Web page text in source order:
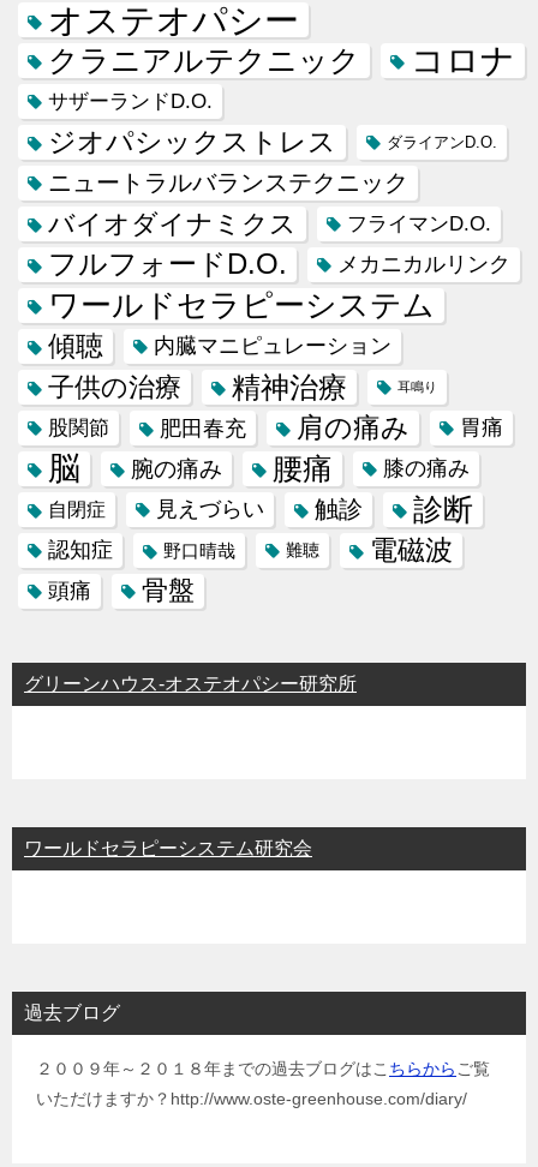
オステオパシー
クラニアルテクニック コロナ
サザーランドD.O.
ジオパシックストレス ダライアンD.O.
ニュートラルバランステクニック
バイオダイナミクス フライマンD.O.
フルフォードD.O. メカニカルリンク
ワールドセラピーシステム
傾聴 内臓マニピュレーション
子供の治療 精神治療 耳鳴り
股関節 肥田春充 肩の痛み 胃痛
脳 腕の痛み 腰痛 膝の痛み
自閉症 見えづらい 触診 診断
認知症 野口晴哉 難聴 電磁波
頭痛 骨盤
グリーンハウス-オステオパシー研究所
ワールドセラピーシステム研究会
過去ブログ
２００９年～２０１８年までの過去ブログはこ ちらから ご覧
いただけますか？http://www.oste-greenhouse.com/diary/